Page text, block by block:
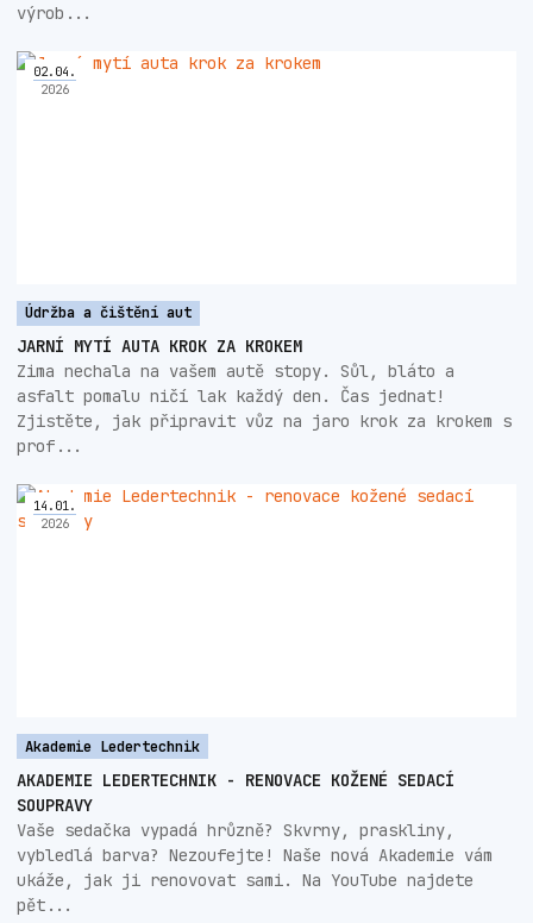
výrob...
02. 04 .
2026
Údržba a čištění aut
JARNÍ MYTÍ AUTA KROK ZA KROKEM
Zima nechala na vašem autě stopy. Sůl, bláto a
asfalt pomalu ničí lak každý den. Čas jednat!
Zjistěte, jak připravit vůz na jaro krok za krokem s
prof...
14 . 01.
2026
Akademie Ledertechnik
AKADEMIE LEDERTECHNIK - RENOVACE KOŽENÉ SEDACÍ
SOUPRAVY
Vaše sedačka vypadá hrůzně? Skvrny, praskliny,
vybledlá barva? Nezoufejte! Naše nová Akademie vám
ukáže, jak ji renovovat sami. Na YouTube najdete
pět...